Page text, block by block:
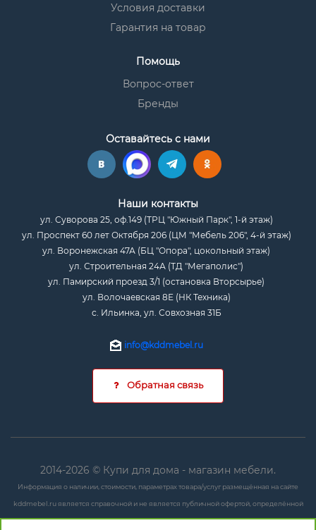
Условия доставки
Гарантия на товар
Помощь
Вопрос-ответ
Бренды
Оставайтесь с нами
Наши контакты
ул. Суворова 25, оф.149 (ТРЦ "Южный Парк", 1-й этаж)
ул. Проспект 60 лет Октября 206 (ЦМ "Мебель 206", 4-й этаж)
ул. Воронежская 47А (БЦ "Опора", цокольный этаж)
ул. Строительная 24А (ТД "Мегаполис")
ул. Памирский проезд 3/1 (остановка Вторсырье)
ул. Волочаевская 8Е (НК Техника)
с. Ильинка, ул. Совхозная 31Б
info@kddmebel.ru
Обратная связь
2014-2026 © Купи для дома - магазин мебели.
Информация о наличии, стоимости, параметрах товара/услуг размещённая на сайте
kddmebel.ru является справочной и не является публичной офертой, определённой
положениями ст. 437 ГК РФ.